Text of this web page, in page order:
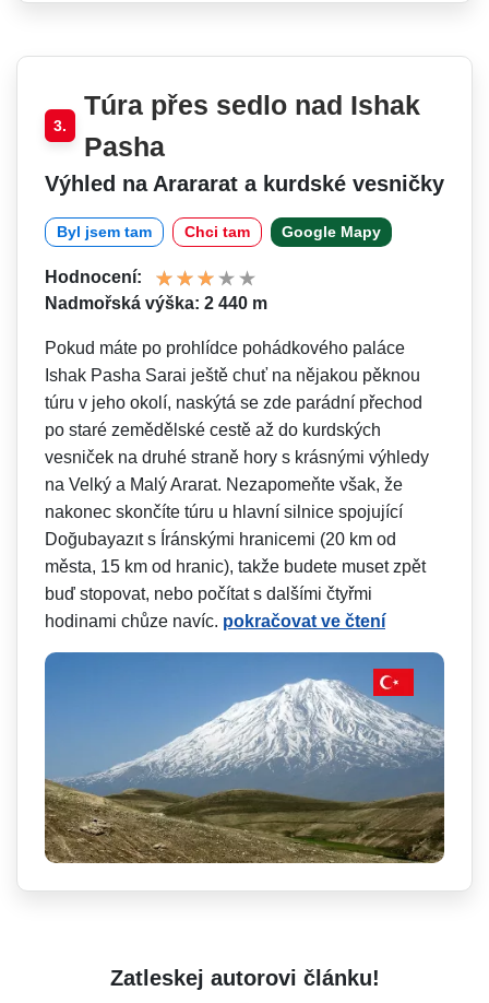
3.
Túra přes sedlo nad Ishak
Pasha
Výhled na Arararat a kurdské vesničky
Byl jsem tam Chci tam Google Mapy
Hodnocení:
Nadmořská výška: 2 440 m
Pokud máte po prohlídce pohádkového paláce
Ishak Pasha Sarai ještě chuť na nějakou pěknou
túru v jeho okolí, naskýtá se zde parádní přechod
po staré zemědělské cestě až do kurdských
vesniček na druhé straně hory s krásnými výhledy
na Velký a Malý Ararat. Nezapomeňte však, že
nakonec skončíte túru u hlavní silnice spojující
Doğubayazıt s Íránskými hranicemi (20 km od
města, 15 km od hranic), takže budete muset zpět
buď stopovat, nebo počítat s dalšími čtyřmi
hodinami chůze navíc. pokračovat ve čtení
Zatleskej autorovi článku!